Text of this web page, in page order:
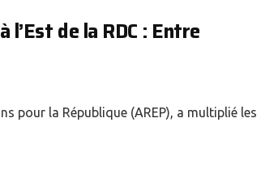
de la RDC : Entre
pour la République (AREP), a multiplié